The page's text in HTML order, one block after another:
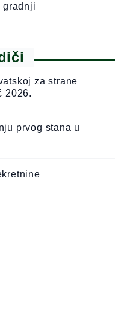
gradnji
za strane
2026.
prvog stana u